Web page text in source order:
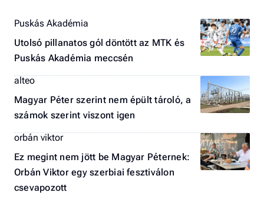
Puskás Akadémia
Utolsó pillanatos gól döntött az MTK és
Puskás Akadémia meccsén
alteo
Magyar Péter szerint nem épült tároló, a
számok szerint viszont igen
orbán viktor
Ez megint nem jött be Magyar Péternek:
Orbán Viktor egy szerbiai fesztiválon
csevapozott